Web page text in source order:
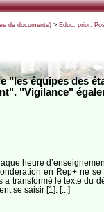
de documents)> Educ. prior.
équipes des
"Vigilance"
heure
en Rep+ ne
transformé le texte
se saisir [1]. [...]